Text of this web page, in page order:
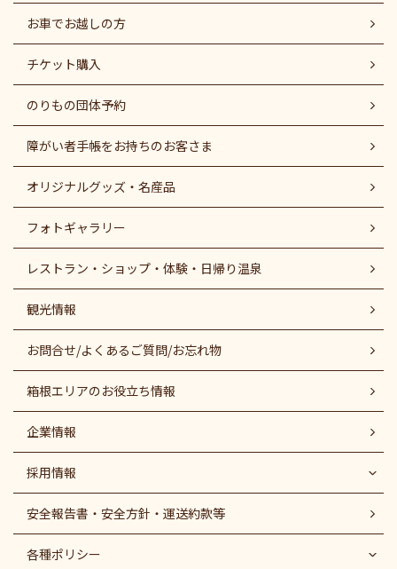
お車でお越しの方
チケット購入
のりもの団体予約
障がい者⼿帳をお持ちのお客さま
オリジナルグッズ・名産品
フォトギャラリー
レストラン・ショップ・体験・日帰り温泉
観光情報
お問合せ/よくあるご質問/お忘れ物
箱根エリアのお役立ち情報
企業情報
採用情報
安全報告書・安全方針・運送約款等
各種ポリシー